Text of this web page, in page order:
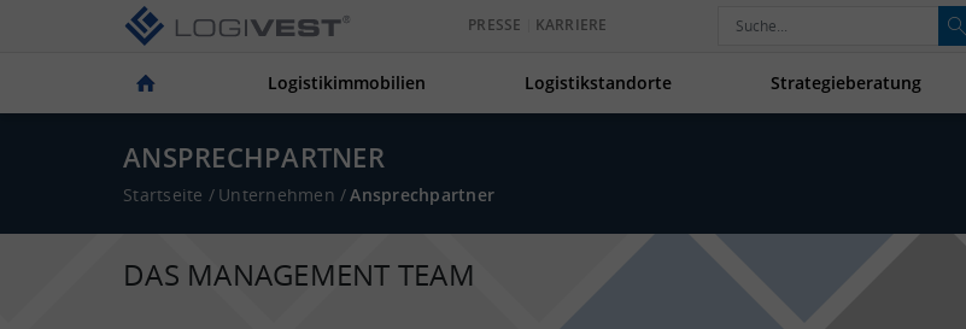
PRESSE KARRIERE
Logistikimmobilien Logistikstandorte Strategieberatung
ANSPRECHPARTNER
Startseite / Unternehmen /Ansprechpartner
DAS MANAGEMENT TEAM